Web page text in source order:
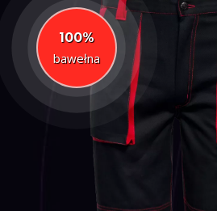
100%
bawełna